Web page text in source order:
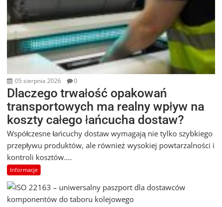
05 sierpnia 2026 0
Dlaczego trwałość opakowań
transportowych ma realny wpływ na
koszty całego łańcucha dostaw?
Współczesne łańcuchy dostaw wymagają nie tylko szybkiego
przepływu produktów, ale również wysokiej powtarzalności i
kontroli kosztów....
Informacje